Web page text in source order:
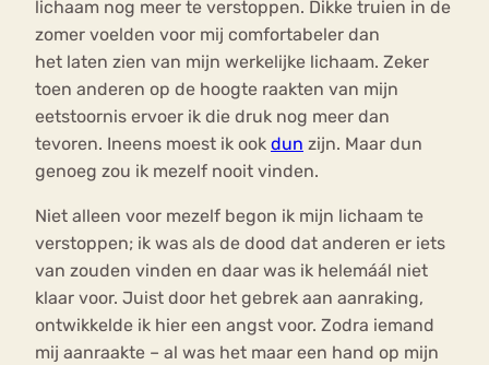
lichaam nog meer te verstoppen. Dikke truien in de
zomer voelden voor mij comfortabeler dan
het laten zien van mijn werkelijke lichaam. Zeker
toen anderen op de hoogte raakten van mijn
eetstoornis ervoer ik die druk nog meer dan
tevoren. Ineens moest ik ook dun zijn. Maar dun
genoeg zou ik mezelf nooit vinden.
Niet alleen voor mezelf begon ik mijn lichaam te
verstoppen; ik was als de dood dat anderen er iets
van zouden vinden en daar was ik helemáál niet
klaar voor. Juist door het gebrek aan aanraking,
ontwikkelde ik hier een angst voor. Zodra iemand
mij aanraakte – al was het maar een hand op mijn